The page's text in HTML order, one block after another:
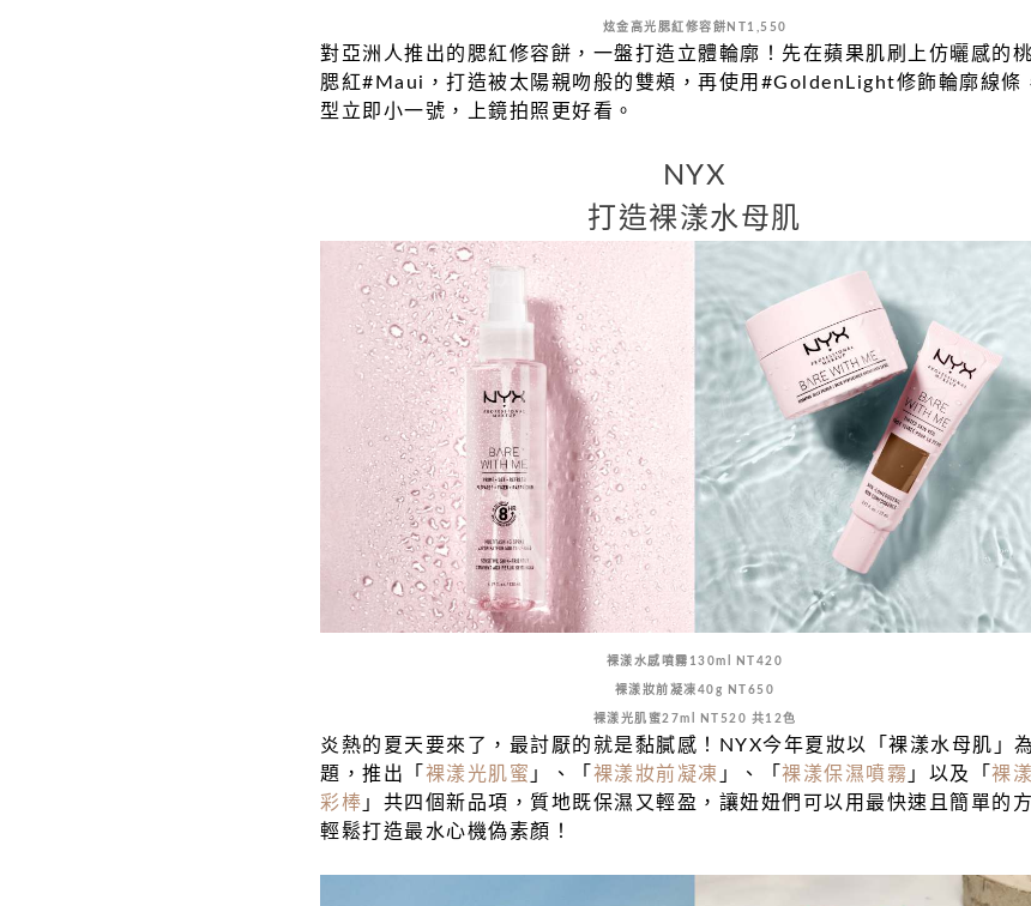
炫金高光腮紅修容餅NT1,550
對亞洲人推出的腮紅修容餅，一盤打造立體輪廓！先在蘋果肌刷上仿曬感的
腮紅#Maui，打造被太陽親吻般的雙頰，再使用#GoldenLight修飾輪廓線條
型立即小一號，上鏡拍照更好看。
NYX
打造裸漾水母肌
裸漾水感噴霧130ml NT420
裸漾妝前凝凍40g NT650
裸漾光肌蜜27ml NT520 共12色
炎熱的夏天要來了，最討厭的就是黏膩感！NYX今年夏妝以「裸漾水母肌」
題，推出
「 裸漾光肌蜜 」、「 裸漾妝前凝凍 」、「 裸漾保濕噴霧 」以及「 裸
彩棒 」共四個新品項，質地既保濕又輕盈， 讓妞妞們可以用最快速且簡單的
輕鬆打造最水心機偽素顏！